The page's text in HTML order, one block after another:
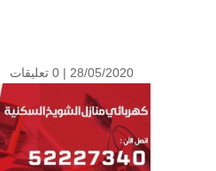
28/05/2020 | 0 تعليقات